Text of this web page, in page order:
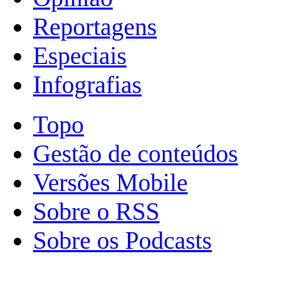
Reportagens
Especiais
Infografias
Topo
Gestão de conteúdos
Versões Mobile
Sobre o RSS
Sobre os Podcasts